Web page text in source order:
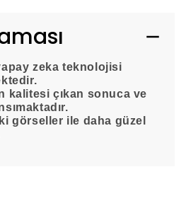
zeka teknolojisi
kalitesi çıkan sonuca ve
görseller ile daha güzel